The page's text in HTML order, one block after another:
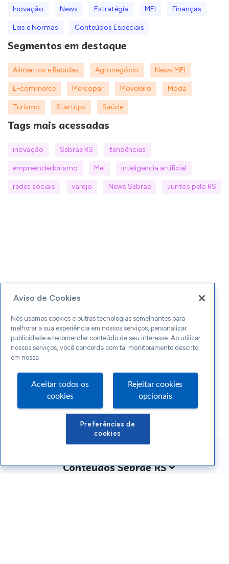
Inovação News Estratégia MEI Finanças
Leis e Normas Conteúdos Especiais
Segmentos em destaque
Alimentos e Bebidas Agronegócio News MEI
E-commerce Mercopar Moveleiro Moda
Turismo Startups Saúde
Tags mais acessadas
inovação Sebrae RS tendências
empreendedorismo Mei inteligencia artificial
redes sociais varejo News Sebrae Juntos pelo RS
Conteúdos Sebrae RS
Aviso de Cookies
Nós usamos cookies e outras tecnologias semelhantes para
melhorar a sua experiência em nossos serviços, personalizar
publicidade e recomendar conteúdo de seu interesse. Ao utilizar
nossos serviços, você concorda com tal monitoramento descrito
em nossa
Aceitar todos os
cookies
Rejeitar cookies
opcionais
Preferências de
cookies